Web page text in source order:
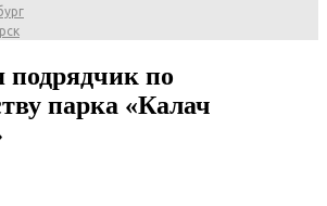
подрядчик по
парка «Калач